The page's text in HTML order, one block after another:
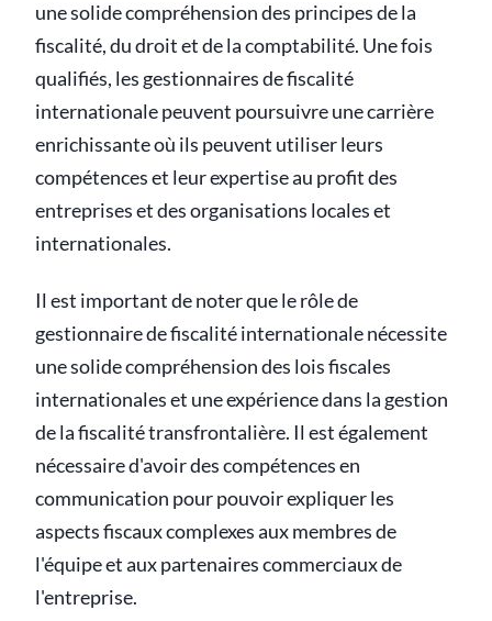
une solide compréhension des principes de la
fiscalité, du droit et de la comptabilité. Une fois
qualifiés, les gestionnaires de fiscalité
internationale peuvent poursuivre une carrière
enrichissante où ils peuvent utiliser leurs
compétences et leur expertise au profit des
entreprises et des organisations locales et
internationales.
Il est important de noter que le rôle de
gestionnaire de fiscalité internationale nécessite
une solide compréhension des lois fiscales
internationales et une expérience dans la gestion
de la fiscalité transfrontalière. Il est également
nécessaire d'avoir des compétences en
communication pour pouvoir expliquer les
aspects fiscaux complexes aux membres de
l'équipe et aux partenaires commerciaux de
l'entreprise.